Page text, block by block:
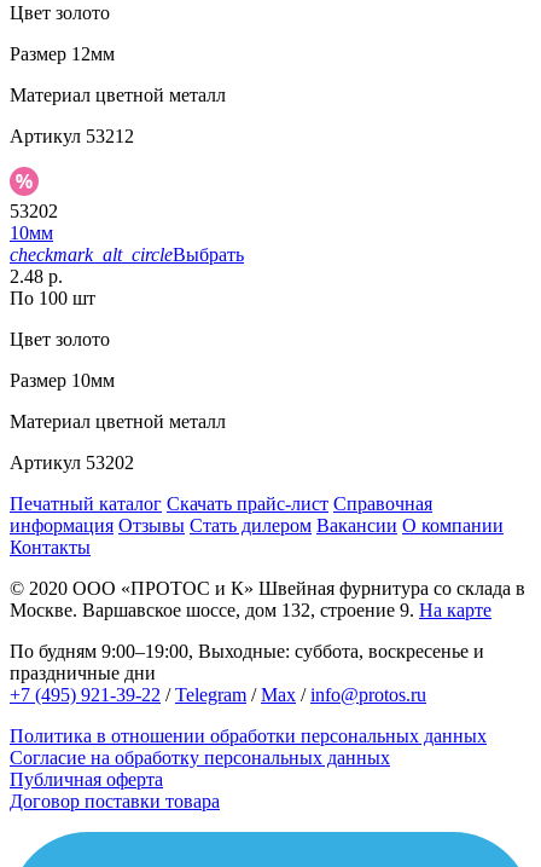
Цвет золото
Размер 12мм
Материал цветной металл
Артикул 53212
53202
10мм
checkmark_alt_circleВыбрать
2.48 р.
По 100 шт
Цвет золото
Размер 10мм
Материал цветной металл
Артикул 53202
Печатный каталог Скачать прайс-лист Справочная
информация Отзывы Стать дилером Вакансии О компании
Контакты
© 2020 ООО «ПРОТОС и К» Швейная фурнитура со склада в
Москве. Варшавское шоссе, дом 132, строение 9. На карте
По будням 9:00–19:00, Выходные: суббота, воскресенье и
праздничные дни
+7 (495) 921-39-22 /Telegram /Max /info@protos.ru
Политика в отношении обработки персональных данных
Согласие на обработку персональных данных
Публичная оферта
Договор поставки товара